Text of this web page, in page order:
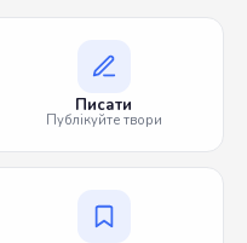
Писати
Публікуйте твори